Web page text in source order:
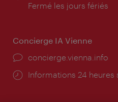
d'ouverture:
Fermé les jours fériés
Concierge IA Vienne
Ort:
concierge.vienna.info
Öffnungszeiten:
Informations 24 heures